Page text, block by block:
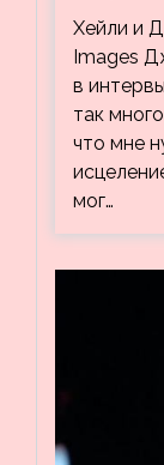
видео,
Хейли
Хейли и
Images
в
так
что мне
мог…